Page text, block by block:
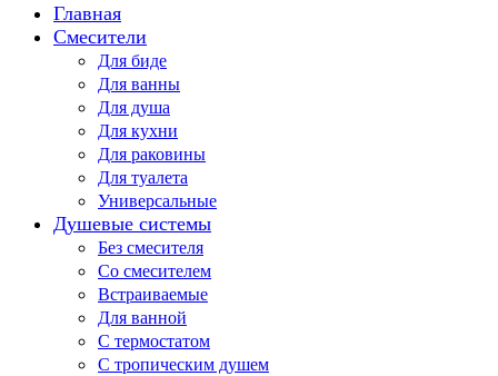
Главная
Смесители
Для биде
Для ванны
Для душа
Для кухни
Для раковины
Для туалета
Универсальные
Душевые системы
Без смесителя
Со смесителем
Встраиваемые
Для ванной
С термостатом
С тропическим душем